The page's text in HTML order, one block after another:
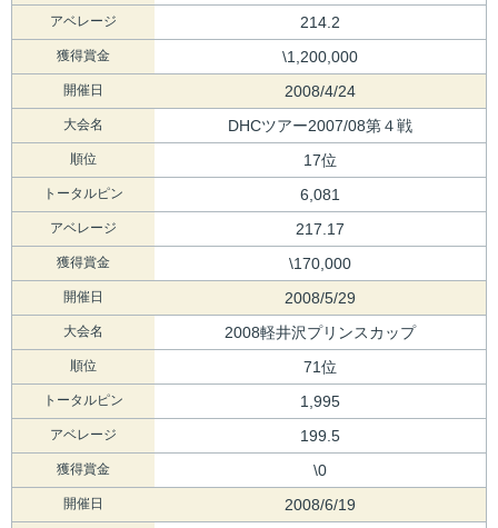
アベレージ 214.2
獲得賞金 \1,200,000
開催日 2008/4/24
大会名 DHCツアー2007/08第４戦
順位 17位
トータルピン 6,081
アベレージ 217.17
獲得賞金 \170,000
開催日 2008/5/29
大会名 2008軽井沢プリンスカップ
順位 71位
トータルピン 1,995
アベレージ 199.5
獲得賞金 \0
開催日 2008/6/19